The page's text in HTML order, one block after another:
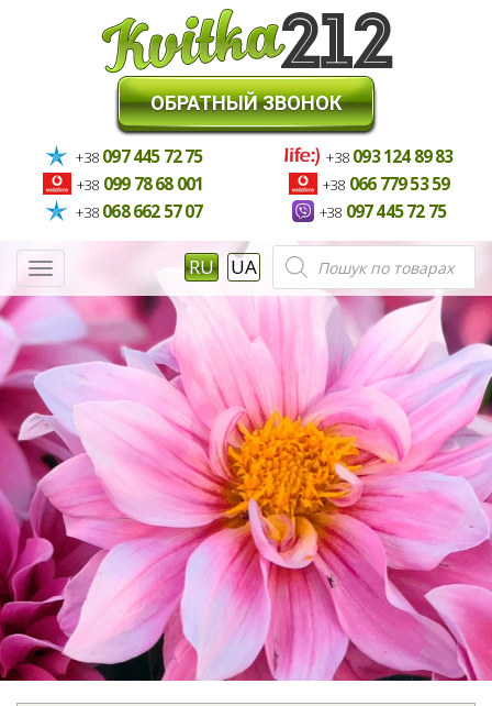
ОБРАТНЫЙ ЗВОНОК
+38 097 445 72 75 +38 093 124 89 83
+38 099 78 68 001 +38 066 779 53 59
+38 068 662 57 07 +38 097 445 72 75
Меню RU UA Поиск
товаров